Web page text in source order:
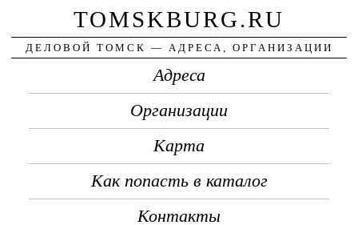
TOMSKBURG.RU
ДЕЛОВОЙ ТОМСК — АДРЕСА, ОРГАНИЗАЦИИ
Адреса
Организации
Карта
Как попасть в каталог
Контакты